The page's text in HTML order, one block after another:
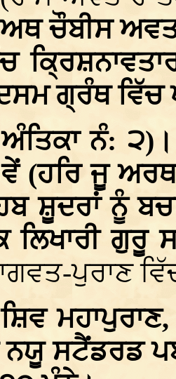
ਚੌਬੀਸ
ਗ੍ਰੰਥ ਵਿੱਚ
ਨੰ:
ਵੇਂ (ਹਰਿ ਜੂ
ਸ਼ੂਦਰਾਂ ਨੂੰ
ਲਿਖਾਰੀ ਗੁਰੂ
ਪੁਰਾਣ
ਸਟੈਂਡਰਡ